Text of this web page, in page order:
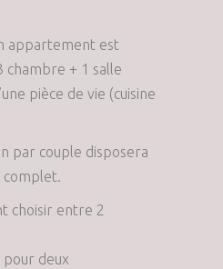
appartement est
chambre + 1 salle
pièce de vie (cuisine
par couple disposera
complet.
choisir entre 2
deux